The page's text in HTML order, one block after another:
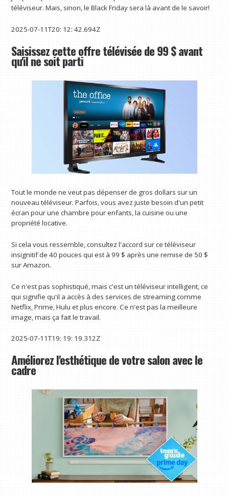
téléviseur. Mais, sinon, le Black Friday sera là avant de le savoir!
2025-07-11T20: 12: 42.694Z
Saisissez cette offre télévisée de 99 $ avant
qu'il ne soit parti
Tout le monde ne veut pas dépenser de gros dollars sur un
nouveau téléviseur. Parfois, vous avez juste besoin d'un petit
écran pour une chambre pour enfants, la cuisine ou une
propriété locative.
Si cela vous ressemble, consultez l'accord sur ce téléviseur
insignitif de 40 pouces qui est à 99 $ après une remise de 50 $
sur Amazon.
Ce n'est pas sophistiqué, mais c'est un téléviseur intelligent, ce
qui signifie qu'il a accès à des services de streaming comme
Netflix, Prime, Hulu et plus encore. Ce n'est pas la meilleure
image, mais ça fait le travail.
2025-07-11T19: 19: 19.312Z
Améliorez l'esthétique de votre salon avec le
cadre